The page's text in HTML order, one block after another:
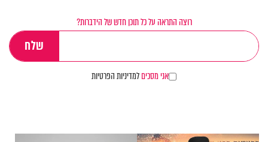
רוצה התראה על כל תוכן חדש של הידברות?
אני מסכיםלמדיניות הפרטיות